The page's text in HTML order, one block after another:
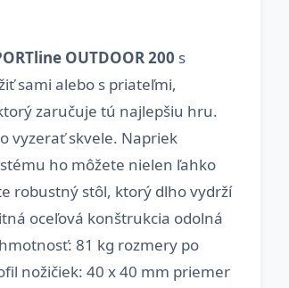
OUTDOOR 200 s
sami alebo s priateľmi,
zaručuje tú najlepšiu hru.
vyzerať skvele. Napriek
ho môžete nielen ľahko
robustný stôl, ktorý dlho vydrží
oceľová konštrukcia odolná
81 kg rozmery po
nožičiek: 40 x 40 mm priemer